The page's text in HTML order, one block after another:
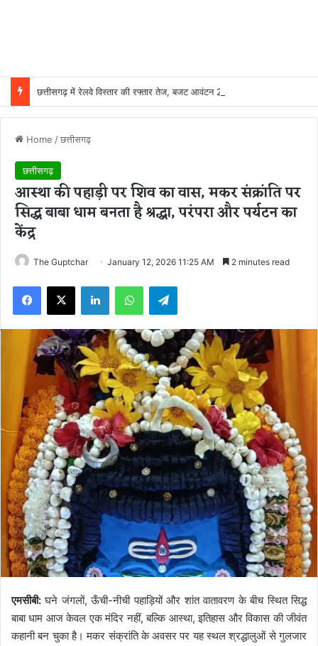
Home /छत्तीसगढ़
छत्तीसगढ़
आस्था की पहाड़ी पर शिव का वास, मकर संक्रांति पर
सिद्ध बाबा धाम बनता है श्रद्धा, परंपरा और पर्यटन का
केंद्र
The Guptchar January 12, 2026 11:25 AM 2 minutes read
एमसीबी: घने जंगलों, ऊँची-नीची पहाड़ियों और शांत वातावरण के बीच स्थित सिद्ध
बाबा धाम आज केवल एक मंदिर नहीं, बल्कि आस्था, इतिहास और विकास की जीवंत
कहानी बन चुका है। मकर संक्रांति के अवसर पर यह स्थल श्रद्धालुओं से गुलजार